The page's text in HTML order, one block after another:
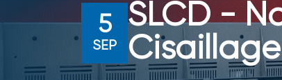
5
SEP
SLCD -